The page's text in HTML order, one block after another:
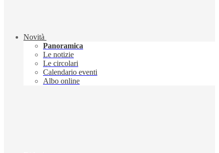
Novità
Panoramica
Le notizie
Le circolari
Calendario eventi
Albo online